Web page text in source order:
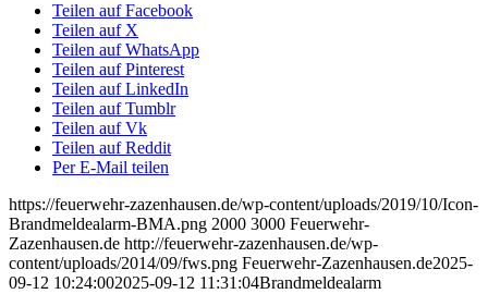
Teilen auf Facebook
Teilen auf X
Teilen auf WhatsApp
Teilen auf Pinterest
Teilen auf LinkedIn
Teilen auf Tumblr
Teilen auf Vk
Teilen auf Reddit
Per E-Mail teilen
https://feuerwehr-zazenhausen.de/wp-content/uploads/2019/10/Icon-
Brandmeldealarm-BMA.png 2000 3000 Feuerwehr-
Zazenhausen.de http://feuerwehr-zazenhausen.de/wp-
content/uploads/2014/09/fws.png Feuerwehr-Zazenhausen.de2025-
09-12 10:24:002025-09-12 11:31:04Brandmeldealarm